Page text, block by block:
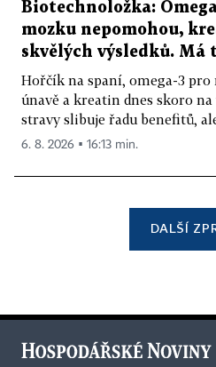
Biotechnoložka:
mozku nepomohou,
skvělých výsledků. Má
Hořčík na spaní, omega-3
únavě a kreatin dnes skoro
stravy slibuje řadu benefitů,
6. 8. 2026 ▪ 16:13 min.
DALŠÍ